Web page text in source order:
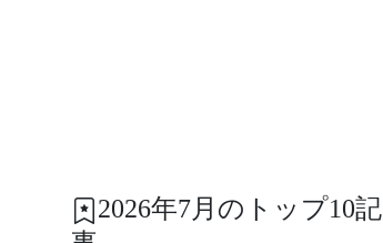
2026年7月のトップ10記